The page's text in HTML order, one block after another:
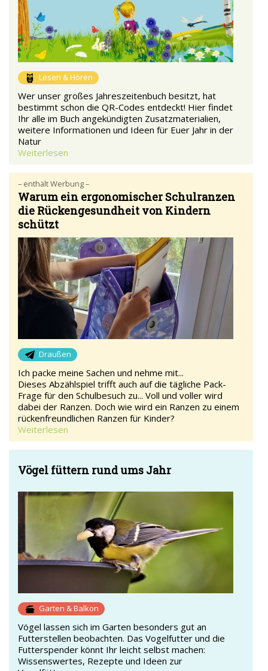
Lesen & Hören
Wer unser großes Jahreszeitenbuch besitzt, hat
bestimmt schon die QR-Codes entdeckt! Hier findet
Ihr alle im Buch angekündigten Zusatzmaterialien,
weitere Informationen und Ideen für Euer Jahr in der
Natur
Weiterlesen
– enthält Werbung –
Warum ein ergonomischer Schulranzen
die Rückengesundheit von Kindern
schützt
Draußen
Ich packe meine Sachen und nehme mit...
Dieses Abzählspiel trifft auch auf die tägliche Pack-
Frage für den Schulbesuch zu... Voll und voller wird
dabei der Ranzen. Doch wie wird ein Ranzen zu einem
rückenfreundlichen Ranzen für Kinder?
Weiterlesen
Vögel füttern rund ums Jahr
Garten & Balkon
Vögel lassen sich im Garten besonders gut an
Futterstellen beobachten. Das Vogelfutter und die
Futterspender könnt Ihr leicht selbst machen:
Wissenswertes, Rezepte und Ideen zur